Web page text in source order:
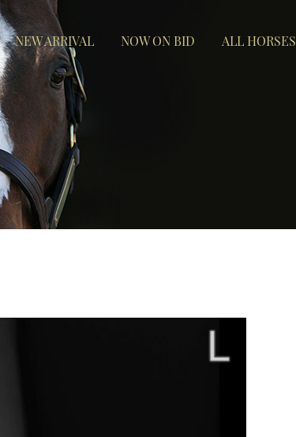
NEW ARRIVAL NOW ON BID ALL HORSES